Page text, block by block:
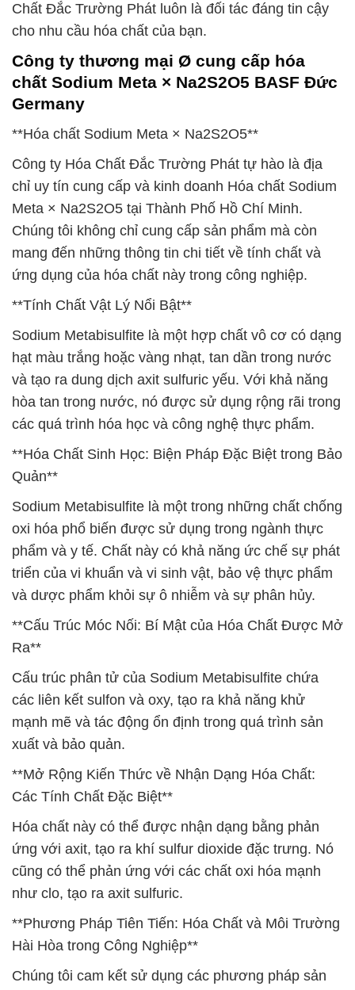
Chất Đắc Trường Phát luôn là đối tác đáng tin cậy
cho nhu cầu hóa chất của bạn.
Công ty thương mại Ø cung cấp hóa
chất Sodium Meta × Na2S2O5 BASF Đức
Germany
**Hóa chất Sodium Meta × Na2S2O5**
Công ty Hóa Chất Đắc Trường Phát tự hào là địa
chỉ uy tín cung cấp và kinh doanh Hóa chất Sodium
Meta × Na2S2O5 tại Thành Phố Hồ Chí Minh.
Chúng tôi không chỉ cung cấp sản phẩm mà còn
mang đến những thông tin chi tiết về tính chất và
ứng dụng của hóa chất này trong công nghiệp.
**Tính Chất Vật Lý Nổi Bật**
Sodium Metabisulfite là một hợp chất vô cơ có dạng
hạt màu trắng hoặc vàng nhạt, tan dần trong nước
và tạo ra dung dịch axit sulfuric yếu. Với khả năng
hòa tan trong nước, nó được sử dụng rộng rãi trong
các quá trình hóa học và công nghệ thực phẩm.
**Hóa Chất Sinh Học: Biện Pháp Đặc Biệt trong Bảo
Quản**
Sodium Metabisulfite là một trong những chất chống
oxi hóa phổ biến được sử dụng trong ngành thực
phẩm và y tế. Chất này có khả năng ức chế sự phát
triển của vi khuẩn và vi sinh vật, bảo vệ thực phẩm
và dược phẩm khỏi sự ô nhiễm và sự phân hủy.
**Cấu Trúc Móc Nối: Bí Mật của Hóa Chất Được Mở
Ra**
Cấu trúc phân tử của Sodium Metabisulfite chứa
các liên kết sulfon và oxy, tạo ra khả năng khử
mạnh mẽ và tác động ổn định trong quá trình sản
xuất và bảo quản.
**Mở Rộng Kiến Thức về Nhận Dạng Hóa Chất:
Các Tính Chất Đặc Biệt**
Hóa chất này có thể được nhận dạng bằng phản
ứng với axit, tạo ra khí sulfur dioxide đặc trưng. Nó
cũng có thể phản ứng với các chất oxi hóa mạnh
như clo, tạo ra axit sulfuric.
**Phương Pháp Tiên Tiến: Hóa Chất và Môi Trường
Hài Hòa trong Công Nghiệp**
Chúng tôi cam kết sử dụng các phương pháp sản